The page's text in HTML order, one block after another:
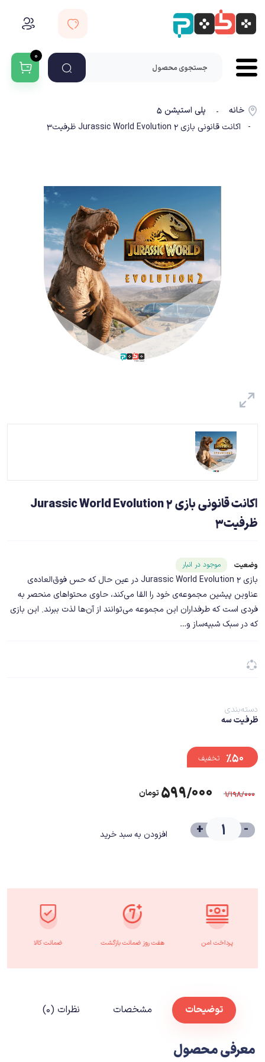
۰
خانه -
پلی استیشن ۵
- اکانت قانونی بازی Jurassic World Evolution 2 ظرفیت3
اکانت قانونی بازی Jurassic World Evolution 2
ظرفیت3
وضعیت موجود در انبارشناسه محصول ۲۴۶۷۵
بازی Jurassic World Evolution 2 در عین حال که حس فوق‌العاده‌ی
عناوین پیشین مجموعه‌ی خود را القا می‌کند، حاوی محتواهای منحصر به
فردی است که طرفداران این مجموعه می‌توانند از آن‌ها لذت ببرند. این بازی
که در سبک شبیه‌ساز و…
دسته‌بندی
ظرفیت سه
%۵۰ تخفیف
۱/۱۹۸/۰۰۰ ۵۹۹/۰۰۰ تومان
-
+ افزودن به سبد خرید
پرداخت امن هفت روز ضمانت بازگشت ضمانت کالا
توضیحات مشخصات نظرات (۰)
معرفی محصول